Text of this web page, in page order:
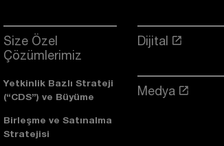
Size Özel
Çözümlerimiz
Yetkinlik Bazlı Strateji
(“CDS”) ve Büyüme
Birleşme ve Satınalma
Stratejisi
Dijital
Medya